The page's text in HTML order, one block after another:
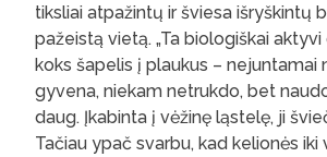
tiksliai atpažintų ir šviesa išryškintų
pažeistą vietą. „Ta biologiškai
koks šapelis į plaukus – nejuntamai
gyvena, niekam netrukdo, bet
daug. Įkabinta į vėžinę ląstelę, ji
Tačiau ypač svarbu, kad kelionės iki